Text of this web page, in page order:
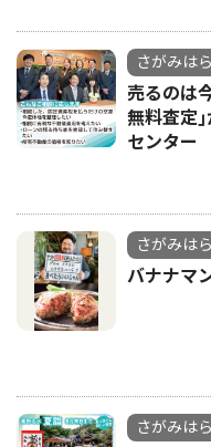
さがみは
売るのは
無料査定
センター
さがみは
バナナマ
さがみは